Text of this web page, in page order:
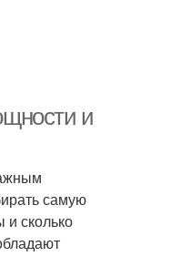
и
самую
и сколько